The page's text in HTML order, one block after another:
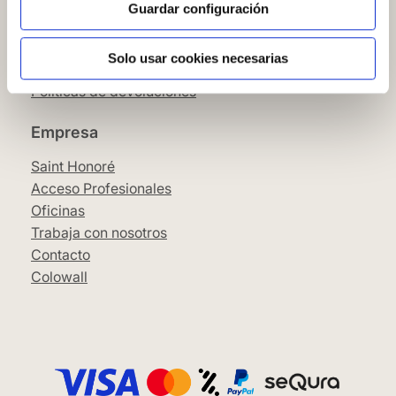
Guardar configuración
Solo usar cookies necesarias
Pago
Envíos y entrega
Políticas de devoluciones
Empresa
Saint Honoré
Acceso Profesionales
Oficinas
Trabaja con nosotros
Contacto
Colowall